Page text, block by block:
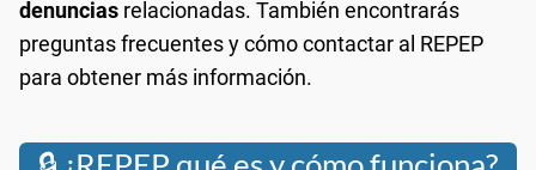
denuncias relacionadas. También encontrarás
preguntas frecuentes y cómo contactar al REPEP
para obtener más información.